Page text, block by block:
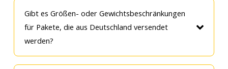
Gibt es Größen- oder Gewichtsbeschränkungen
für Pakete, die aus Deutschland versendet
werden?